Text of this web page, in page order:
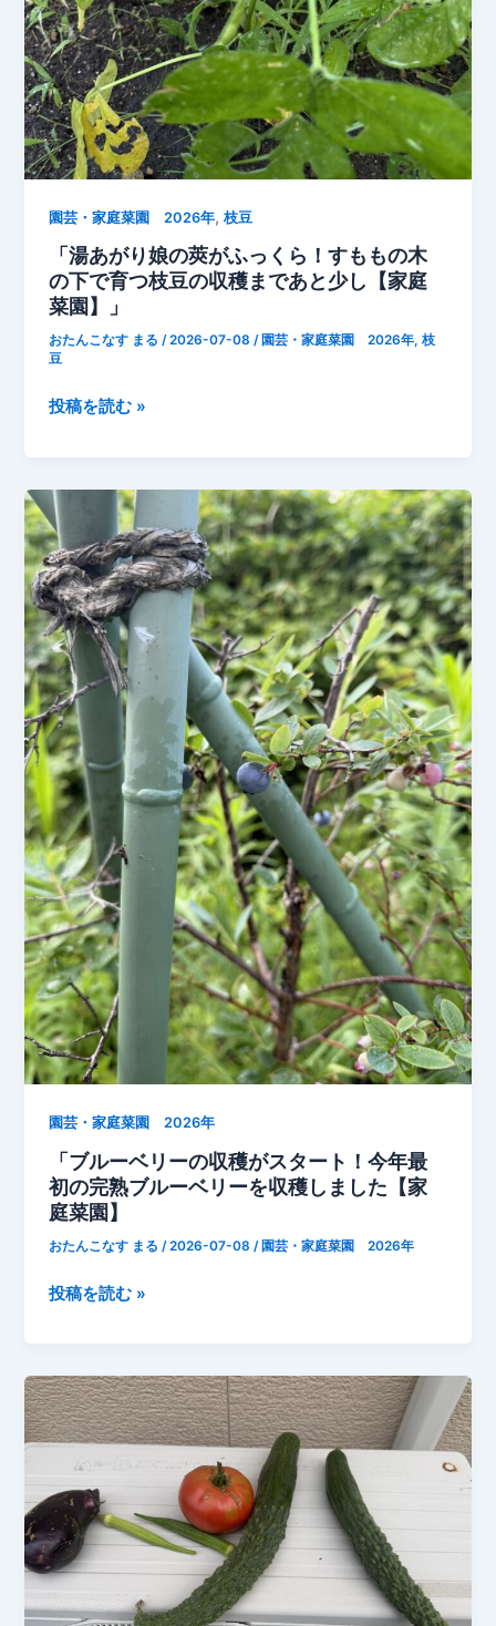
け
収
穫
で
き
る
家
菜
園
の
強
味
園芸・家庭菜園 2026年,枝豆
「湯あがり娘の莢がふっくら！すももの木
の下で育つ枝豆の収穫まであと少し【家庭
菜園】」
おたんこなす まる/2026-07-08/ 園芸・家庭菜園 2026年,枝
豆
「湯
り
娘
の
莢
が
ふ
っ
く
ら！
す
も
も
の
木
の
下
で
育
つ
枝
豆
の
収
ま
で
あ
と
し
【家
投稿を読む »
園芸・家庭菜園 2026年
「ブルーベリーの収穫がスタート！今年最
初の完熟ブルーベリーを収穫しました【家
庭菜園】
おたんこなす まる /2026-07-08 / 園芸・家庭菜園 2026年
「ブ
ベ
リ
ー
穫
が
ス
タ
ー
投稿を読む »